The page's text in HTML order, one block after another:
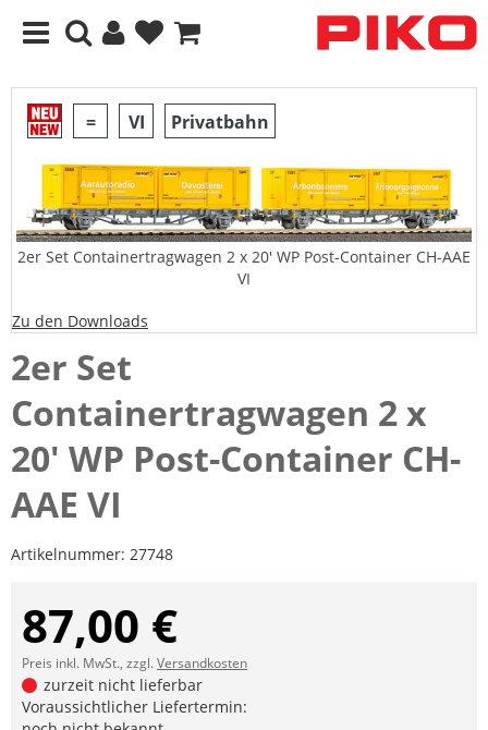
= VI Privatbahn
2er Set Containertragwagen 2 x 20' WP Post-Container CH-AAE
VI
Zu den Downloads
2er Set
Containertragwagen 2 x
20' WP Post-Container CH-
AAE VI
Artikelnummer: 27748
87,00 €
Preis inkl. MwSt., zzgl.Versandkosten
zurzeit nicht lieferbar
Voraussichtlicher Liefertermin: